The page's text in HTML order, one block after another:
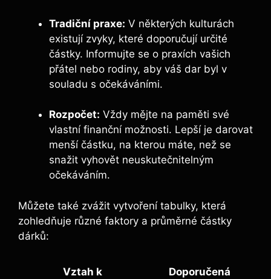
Tradiční praxe: V některých kulturách
existují zvyky, které doporučují určité
částky. Informujte se o praxích vašich
přátel nebo rodiny, aby váš dar byl v
souladu s očekáváními.
Rozpočet: Vždy mějte na paměti své
vlastní finanční možnosti. Lepší je darovat
menší částku, na kterou máte, než se
snažit vyhovět neuskutečnitelným
očekáváním.
Můžete také zvážit vytvoření tabulky, která
zohledňuje různé faktory a průměrné částky
dárků:
Vztah k
Doporučená